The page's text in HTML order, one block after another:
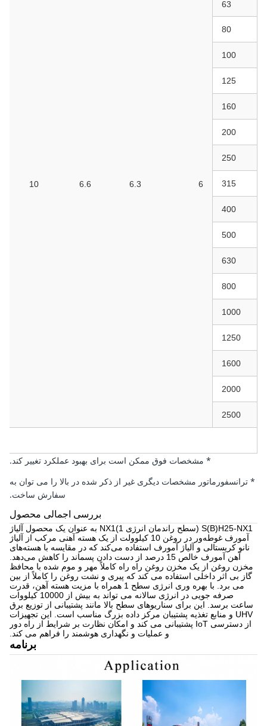
6
6.3
6.6
10
63
80
100
125
160
200
250
315
400
500
630
800
1000
1250
1600
2000
2500
* مشخصات فوق ممکن است برای بهبود عملکرد تغییر کند.
* ترانسفورماتور مشخصات دیگری غیر از ذکر شده در بالا را می توان به
سفارش ساخت.
بررسی اجمالی محصول
S(B)H25-NX1 (سطح راندمان انرژی 1)
NX1 به عنوان یک محصول آلیاژ
آمورف غوطه‌ور در روغن 10 کیلوولت از یک هسته آهنی مرکب از آلیاژ
نانو کریستالی و آلیاژ آمورف استفاده می‌کند که در مقایسه با هسته‌های
آهن آمورف خالص 15 درصد از دست دادن پسماند را کاهش می‌دهد.
مخزن روغن از یک مخزن روغن راه راه کاملاً مهر و موم شده با محافظ
گاز بی اثر داخلی استفاده می کند که پیری و نشت روغن را کاملاً از بین
می برد. با بهره وری انرژی سطح 1 همراه با مزیت هسته آهن، قدرت
صرفه جویی در انرژی سالانه می تواند به بیش از 10000 کیلووات
ساعت برسد. این برای سناریوهای سطح بالا مانند پشتیبانی از توزیع برق
UHV و منابع تغذیه پشتیبان مرکز داده بزرگ مناسب است. این تجهیزات
از دسترسی IoT پشتیبانی می کند و امکان نظارت بر شرایط از راه دور
و عملیات و نگهداری هوشمند را فراهم می کند.
برنامه